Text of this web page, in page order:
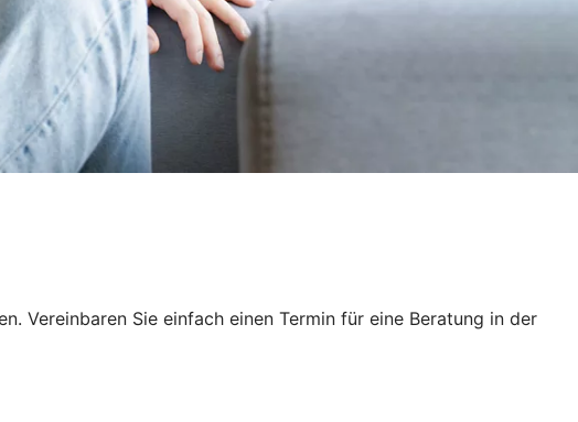
Vereinbaren Sie einfach einen Termin für eine Beratung in der